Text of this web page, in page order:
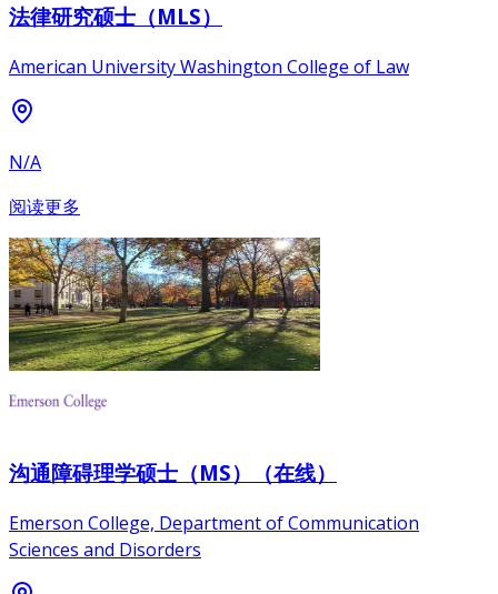
法律研究硕士（MLS）
American University Washington College of Law
N/A
阅读更多
沟通障碍理学硕士（MS）（在线）
Emerson College, Department of Communication
Sciences and Disorders